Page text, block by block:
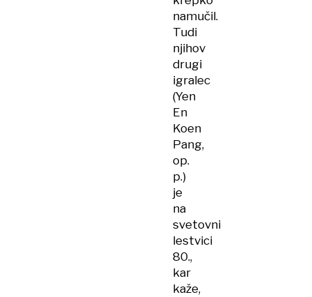
namučil.
Tudi
njihov
drugi
igralec
(Yen
En
Koen
Pang,
op.
p.)
je
na
svetovni
lestvici
80.,
kar
kaže,